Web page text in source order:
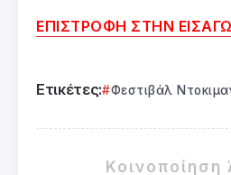
ΕΠΙΣΤΡΟΦΗ ΣΤΗΝ
Ετικέτες: Φεστιβάλ
Κοινοποίηση